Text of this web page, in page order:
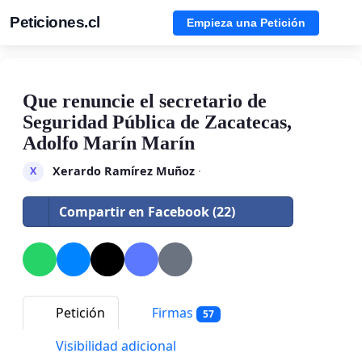
Peticiones.cl Empieza una Petición
Que renuncie el secretario de
Seguridad Pública de Zacatecas,
Adolfo Marín Marín
X Xerardo Ramírez Muñoz·
Compartir en Facebook (22)
Petición Firmas 57
Visibilidad adicional